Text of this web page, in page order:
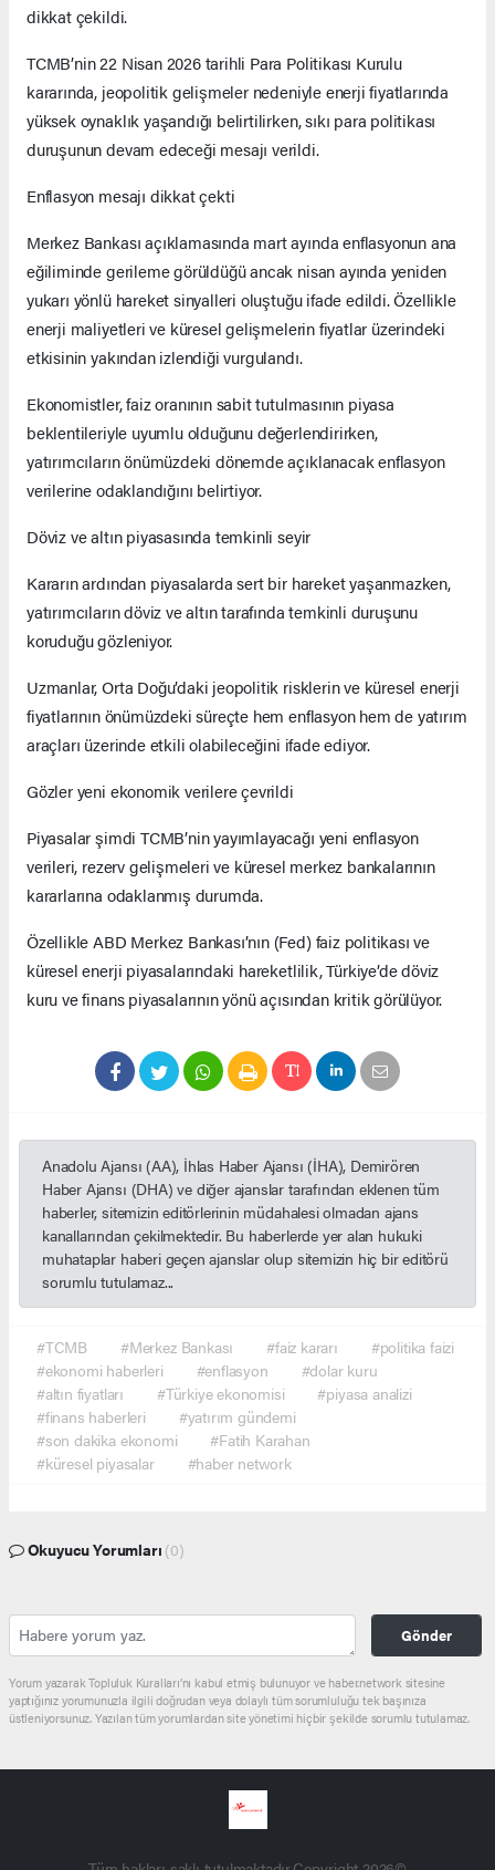
dikkat çekildi.
TCMB’nin 22 Nisan 2026 tarihli Para Politikası Kurulu
kararında, jeopolitik gelişmeler nedeniyle enerji fiyatlarında
yüksek oynaklık yaşandığı belirtilirken, sıkı para politikası
duruşunun devam edeceği mesajı verildi.
Enflasyon mesajı dikkat çekti
Merkez Bankası açıklamasında mart ayında enflasyonun ana
eğiliminde gerileme görüldüğü ancak nisan ayında yeniden
yukarı yönlü hareket sinyalleri oluştuğu ifade edildi. Özellikle
enerji maliyetleri ve küresel gelişmelerin fiyatlar üzerindeki
etkisinin yakından izlendiği vurgulandı.
Ekonomistler, faiz oranının sabit tutulmasının piyasa
beklentileriyle uyumlu olduğunu değerlendirirken,
yatırımcıların önümüzdeki dönemde açıklanacak enflasyon
verilerine odaklandığını belirtiyor.
Döviz ve altın piyasasında temkinli seyir
Kararın ardından piyasalarda sert bir hareket yaşanmazken,
yatırımcıların döviz ve altın tarafında temkinli duruşunu
koruduğu gözleniyor.
Uzmanlar, Orta Doğu’daki jeopolitik risklerin ve küresel enerji
fiyatlarının önümüzdeki süreçte hem enflasyon hem de yatırım
araçları üzerinde etkili olabileceğini ifade ediyor.
Gözler yeni ekonomik verilere çevrildi
Piyasalar şimdi TCMB’nin yayımlayacağı yeni enflasyon
verileri, rezerv gelişmeleri ve küresel merkez bankalarının
kararlarına odaklanmış durumda.
Özellikle ABD Merkez Bankası’nın (Fed) faiz politikası ve
küresel enerji piyasalarındaki hareketlilik, Türkiye’de döviz
kuru ve finans piyasalarının yönü açısından kritik görülüyor.
Anadolu Ajansı (AA), İhlas Haber Ajansı (İHA), Demirören
Haber Ajansı (DHA) ve diğer ajanslar tarafından eklenen tüm
haberler, sitemizin editörlerinin müdahalesi olmadan ajans
kanallarından çekilmektedir. Bu haberlerde yer alan hukuki
muhataplar haberi geçen ajanslar olup sitemizin hiç bir editörü
sorumlu tutulamaz...
#TCMB #Merkez Bankası #faiz kararı
#politika faizi
#ekonomi haberleri
#enflasyon
#dolar kuru
#altın fiyatları
#Türkiye ekonomisi
#piyasa analizi
#finans haberleri
#yatırım gündemi
#son dakika ekonomi
#Fatih Karahan
#küresel piyasalar
#haber network
Okuyucu Yorumları (0)
Gönder
Yorum yazarak Topluluk Kuralları’nı kabul etmiş bulunuyor ve haber.network sitesine
yaptığınız yorumunuzla ilgili doğrudan veya dolaylı tüm sorumluluğu tek başınıza
üstleniyorsunuz. Yazılan tüm yorumlardan site yönetimi hiçbir şekilde sorumlu tutulamaz.